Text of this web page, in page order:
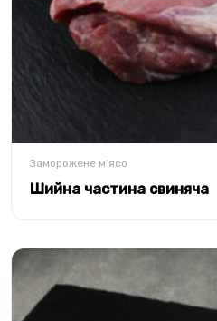
Заморожене м’ясо
Шийна частина свиняча